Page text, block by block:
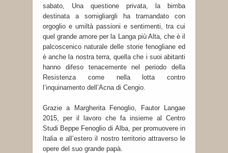
sabato, Una questione privata, la bimba
destinata a somigliargli ha tramandato con
orgoglio e umiltà passioni e sentimenti, tra cui
quel grande amore per la Langa più Alta, che è il
palcoscenico naturale delle storie fenogliane ed
è anche la nostra terra, quella che i suoi abitanti
hanno difeso tenacemente nel periodo della
Resistenza come nella lotta contro
l’inquinamento dell’Acna di Cengio.
Grazie a Margherita Fenoglio, Fautor Langae
2015, per il lavoro che fa insieme al Centro
Studi Beppe Fenoglio di Alba, per promuovere in
Italia e all’estero il nostro territorio attraverso le
opere del suo grande papà.